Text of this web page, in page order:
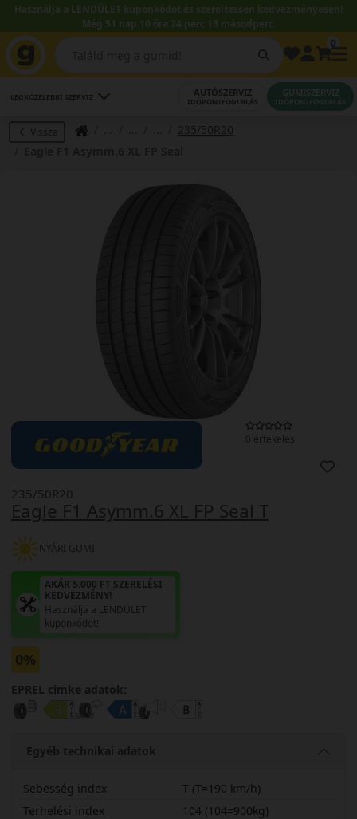
Használja a LENDÜLET kuponkódot és szereltessen kedvezményesen!
Még 51 nap 10 óra 24 perc 12 másodperc.
LEGKÖZELEBBI SZERVIZ AUTÓSZERVIZ
IDŐPONTFOGLALÁS
GUMISZERVIZ
IDŐPONTFOGLALÁS
Vissza
235/50R20
0 értékelés
Eagle F1 Asymm.6 XL FP Seal T
235/50R20
NYÁRI GUMI
AKÁR 5.000 FT SZERELÉSI
KEDVEZMÉNY!
Használja a LENDÜLET
kuponkódot!
0%
EPREL cimke adatok:
Egyéb technikai adatok
Sebesség index
T (T=190 km/h)
Terhelési index
104 (104=900kg)